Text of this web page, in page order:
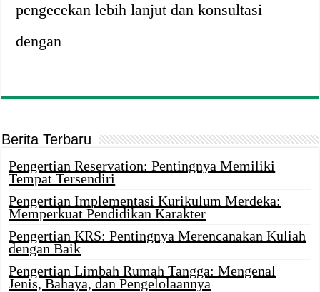
pengecekan lebih lanjut dan konsultasi
dengan
Berita Terbaru
Pengertian Reservation: Pentingnya Memiliki
Tempat Tersendiri
Pengertian Implementasi Kurikulum Merdeka:
Memperkuat Pendidikan Karakter
Pengertian KRS: Pentingnya Merencanakan Kuliah
dengan Baik
Pengertian Limbah Rumah Tangga: Mengenal
Jenis, Bahaya, dan Pengelolaannya